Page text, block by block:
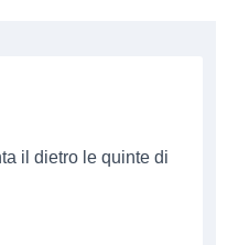
il dietro le quinte di